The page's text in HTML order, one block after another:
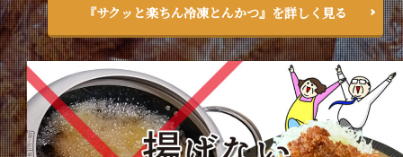
『サクッと楽ちん冷凍とんかつ』を詳しく見る